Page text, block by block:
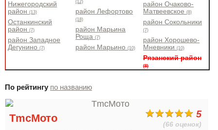
Нижегородский
район(13)
Останкинский
район(7)
район Западное
Дегунино(7)
(12)
район Лефортово
(18)
район Марьина
Роща(7)
район Марьино(10)
район Очаково-
Матвеевское(8)
район Сокольники
(7)
район Хорошево-
Мневники(10)
Рязанский район
(8)
По рейтингу по названию
5
(66 оценок)
TmcМото